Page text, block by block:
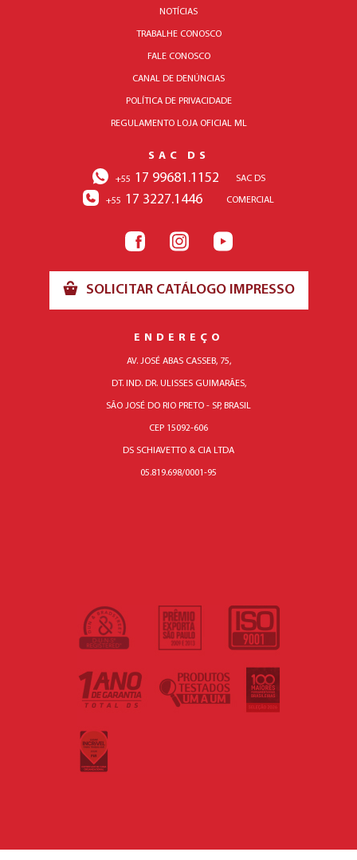
NOTÍCIAS
TRABALHE CONOSCO
FALE CONOSCO
CANAL DE DENÚNCIAS
POLÍTICA DE PRIVACIDADE
REGULAMENTO LOJA OFICIAL ML
SAC DS
+55 17 99681.1152 SAC DS
+55 17 3227.1446 COMERCIAL
SOLICITAR CATÁLOGO IMPRESSO
ENDEREÇO
AV. JOSÉ ABAS CASSEB, 75,
DT. IND. DR. ULISSES GUIMARÃES,
SÃO JOSÉ DO RIO PRETO - SP, BRASIL
CEP 15092-606
DS SCHIAVETTO & CIA LTDA
05.819.698/0001-95